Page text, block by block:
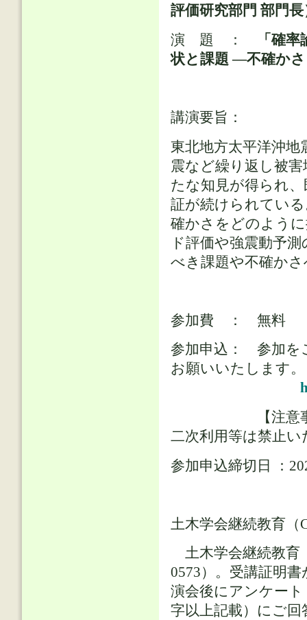
評価研究部門 部門長
演 題 ：
「確
状と課題 ―不確か
講演要旨：
東北地方太平洋沖
震など繰り返し被
たな知見が得られ
証が続けられてい
確かさをどのよう
ド評価や強震動予
べき課題や不確か
参加費 ： 無料
参加申込： 参加を
お願いいたします。
【注意事項】
二次利用等は禁止い
参加申込締切日
土木学会継続教育（
土木学会継続教育
0573）。受講証明
演会後にアンケー
字以上記載）にご